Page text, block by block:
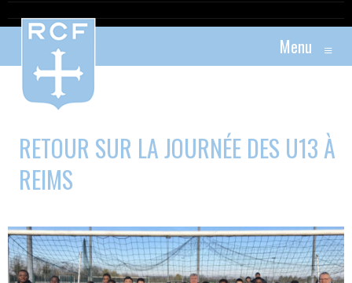
Menu ≡
RETOUR SUR LA JOURNÉE DES U13 À
REIMS